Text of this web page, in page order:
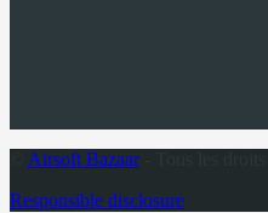
Airsoft Bazaar- Tous les droits
Responsible disclosure